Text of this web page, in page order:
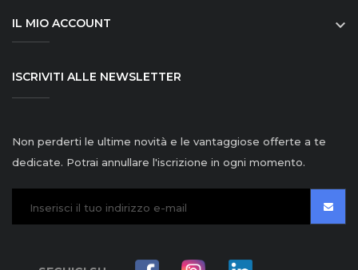
IL MIO ACCOUNT 
ISCRIVITI ALLE NEWSLETTER
Non perderti le ultime novità e le vantaggiose offerte a te
dedicate. Potrai annullare l'iscrizione in ogni momento.